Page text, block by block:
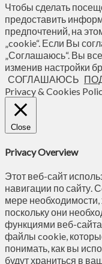
Чтобы сделать
предоставить
предпочтений, на
„cookie“. Если Вы
„Соглашаюсь“. Вы
изменив настройки
СОГЛАШАЮСЬ
Privacy & Cookies
Close
Privacy Overview
Этот веб-сайт
навигации по сайту.
мере
поскольку они
функциями веб-
файлы cookie,
понимать, как вы
будут храниться в